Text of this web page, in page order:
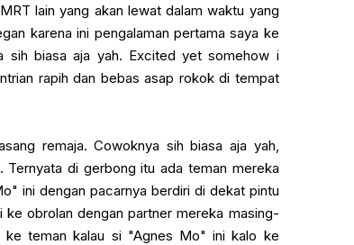
lain yang akan lewat dalam waktu yang
karena ini pengalaman pertama saya ke
sih biasa aja yah. Excited yet somehow i
rapih dan bebas asap rokok di tempat
remaja. Cowoknya sih biasa aja yah,
di gerbong itu ada teman mereka
ini dengan pacarnya berdiri di dekat pintu
obrolan dengan partner mereka masing-
ke teman kalau si "Agnes Mo" ini kalo ke